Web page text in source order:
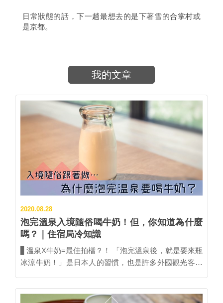
日常狀態的話，下一趟最想去的是下著雪的合掌村或
是京都。
我的文章
2020.08.28
泡完溫泉入境隨俗喝牛奶！但，你知道為什麼
嗎？｜住宿局冷知識
▋溫泉X牛奶=最佳拍檔？！ 「泡完溫泉後，就是要來瓶
冰涼牛奶！」是日本人的習慣，也是許多外國觀光客喜
來一定要喝牛奶呢？ ▲大家都愛死的明治おいしい牛乳
(明治好喝牛奶)有時也會出現在溫泉旅館的牛奶自動販